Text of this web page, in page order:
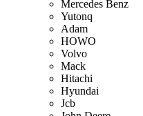
Mercedes Benz
Yutonq
Adam
HOWO
Volvo
Mack
Hitachi
Hyundai
Jcb